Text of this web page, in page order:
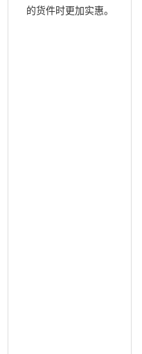
的货件时更加实惠。